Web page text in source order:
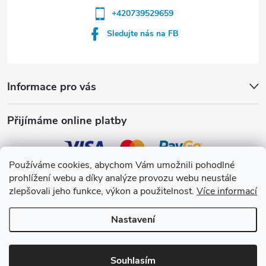
Používáme cookies, abychom Vám umožnili pohodlné
prohlížení webu a díky analýze provozu webu neustále
zlepšovali jeho funkce, výkon a použitelnost. Více informací
Nastavení
Souhlasím
Informace pro vás
Přijímáme online platby
+420739529659
Sledujte nás na FB
Crystalpool s.r.o.
Copyright 2026Crystalpool e-shop. Všechna práva vyhrazena.Upravit
nastavení cookies